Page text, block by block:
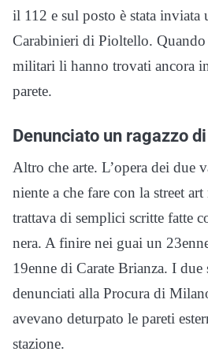
il 112 e sul posto è stata inviata
Carabinieri di Pioltello.
militari li hanno trovati ancora
parete.
Denunciato un ragazzo
Altro che arte. L’opera dei due
niente a che fare con la street
trattava di semplici scritte fatte
nera. A finire nei guai un
19enne di Carate Brianza. I
denunciati alla Procura di
avevano deturpato le pareti
stazione.